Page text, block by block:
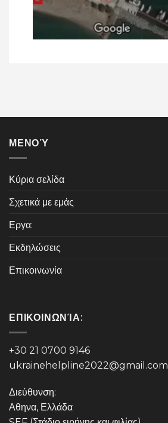
ΜΕΝΟΎ
Κύρια σελίδα
Σχετικά με εμάς
Εργα:
Εκδηλώσεις
Επικοινωνία
ΕΠΙΚΟΙΝΩΝΊΑ:
+30 21 0700 9146
ukrainehelpline2022@gmail.com
Διεύθυνση:
Αθηνα, Ελλάδα